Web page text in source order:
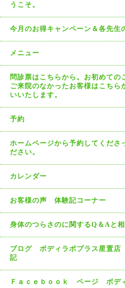
うこそ。
今月のお得キャンペーン＆各先生
メニュー
問診票はこちらから。お初めての
ご来院のなかったお客様はこちら
いいたします。
予約
ホームページから予約してくださ
ださい。
カレンダー
お客様の声 体験記コーナー
身体のつらさのに関するQ＆Aと
ブログ ボディラボプラス星置店
記
Ｆａｃｅｂｏｏｋ ページ ボデ